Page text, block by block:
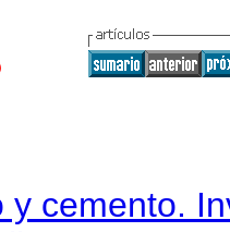
y cemento.